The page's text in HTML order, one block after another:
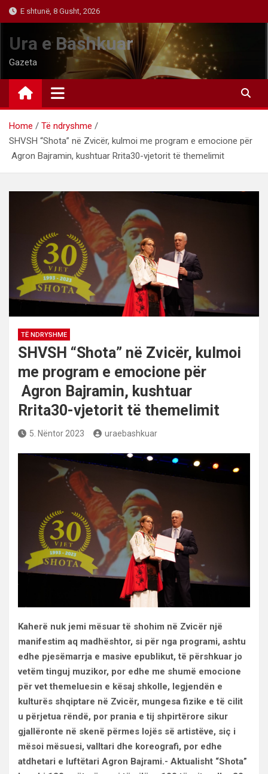
Skip
to
content
E shtunë, 8 Gusht, 2026
Ura e Bashkuar
Gazeta
Home
Të ndryshme
SHVSH “Shota” në Zvicër, kulmoi me program e emocione për
Agron Bajramin, kushtuar Rrita30-vjetorit të themelimit
TË NDRYSHME
SHVSH “Shota” në Zvicër, kulmoi
me program e emocione për
Agron Bajramin, kushtuar
Rrita30-vjetorit të themelimit
5. Nëntor 2023 uraebashkuar
Kaherë nuk jemi mësuar të shohim në Zvicër një
manifestim aq madhështor, si për nga programi, ashtu
edhe pjesëmarrja e masive epublikut, të përshkuar jo
vetëm tinguj muzikor, por edhe me shumë emocione
për vet themeluesin e kësaj shkolle, legjendën e
kulturës shqiptare në Zvicër, mungesa fizike e të cilit
u përjetua rëndë, por prania e tij shpirtërore sikur
gjallëronte në skenë përmes lojës së artistëve, siç i
mësoi mësuesi, valltari dhe koreografi, por edhe
atdhetari e luftëtari Agron Bajrami.- Aktualisht “Shota”